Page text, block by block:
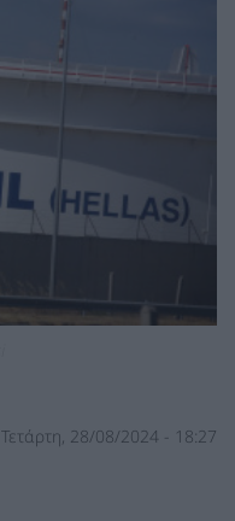
Τετάρτη, 28/08/2024 - 18:27